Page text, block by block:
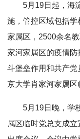
5月19日起，海
施，管控区域包括
家属区，2500余名
家河家属区的疫情
斗堡垒作用和共产
京大学肖家河家属区
5月19日晚，学
属区临时党总支成